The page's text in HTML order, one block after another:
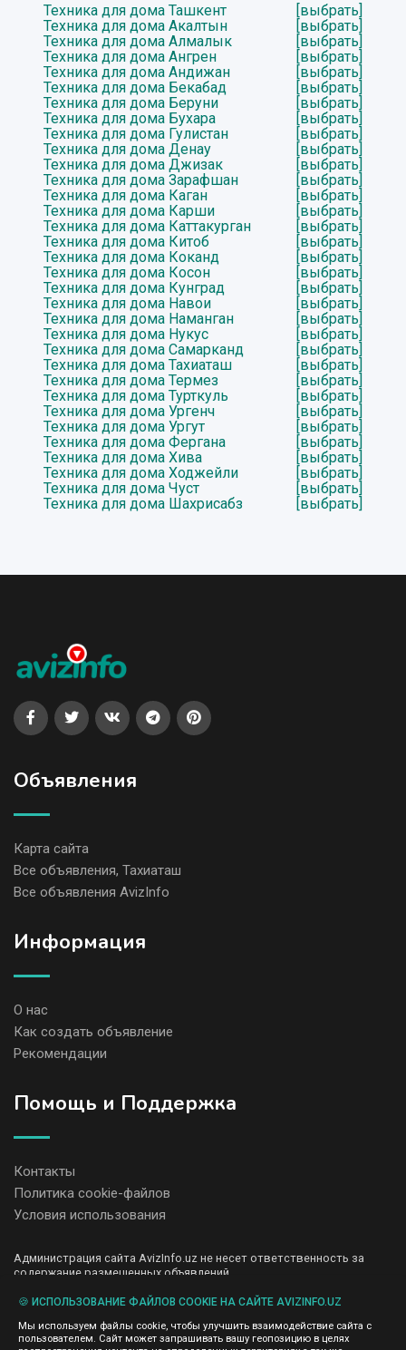
Техника для дома Ташкент
[выбрать]
Техника для дома Акалтын
[выбрать]
Техника для дома Алмалык
[выбрать]
Техника для дома Ангрен
[выбрать]
Техника для дома Андижан
[выбрать]
Техника для дома Бекабад
[выбрать]
Техника для дома Беруни
[выбрать]
Техника для дома Бухара
[выбрать]
Техника для дома Гулистан
[выбрать]
Техника для дома Денау
[выбрать]
Техника для дома Джизак
[выбрать]
Техника для дома Зарафшан
[выбрать]
Техника для дома Каган
[выбрать]
Техника для дома Карши
[выбрать]
Техника для дома Каттакурган
[выбрать]
Техника для дома Китоб
[выбрать]
Техника для дома Коканд
[выбрать]
Техника для дома Косон
[выбрать]
Техника для дома Кунград
[выбрать]
Техника для дома Навои
[выбрать]
Техника для дома Наманган
[выбрать]
Техника для дома Нукус
[выбрать]
Техника для дома Самарканд
[выбрать]
Техника для дома Тахиаташ
[выбрать]
Техника для дома Термез
[выбрать]
Техника для дома Турткуль
[выбрать]
Техника для дома Ургенч
[выбрать]
Техника для дома Ургут
[выбрать]
Техника для дома Фергана
[выбрать]
Техника для дома Хива
[выбрать]
Техника для дома Ходжейли
[выбрать]
Техника для дома Чуст
[выбрать]
Техника для дома Шахрисабз
[выбрать]
Объявления
Карта сайта
Все объявления, Тахиаташ
Все объявления AvizInfo
Информация
О нас
Как создать объявление
Рекомендации
Помощь и Поддержка
Контакты
Политика cookie-файлов
Условия использования
Администрация сайта AvizInfo.uz не несет ответственность за
содержание размещенных объявлений.
передаем и не продаем личную информацию зарегистрированных
правила конфиденциальности сайтов на которые ссылается
AvizInfo.uz. На некоторых страницах нашего сайта представлена
🍪 ИСПОЛЬЗОВАНИЕ ФАЙЛОВ COOKIE НА САЙТЕ AVIZINFO.UZ
Мы используем файлы cookie, чтобы улучшить взаимодействие сайта с
пользователем. Сайт может запрашивать вашу геопозицию в целях